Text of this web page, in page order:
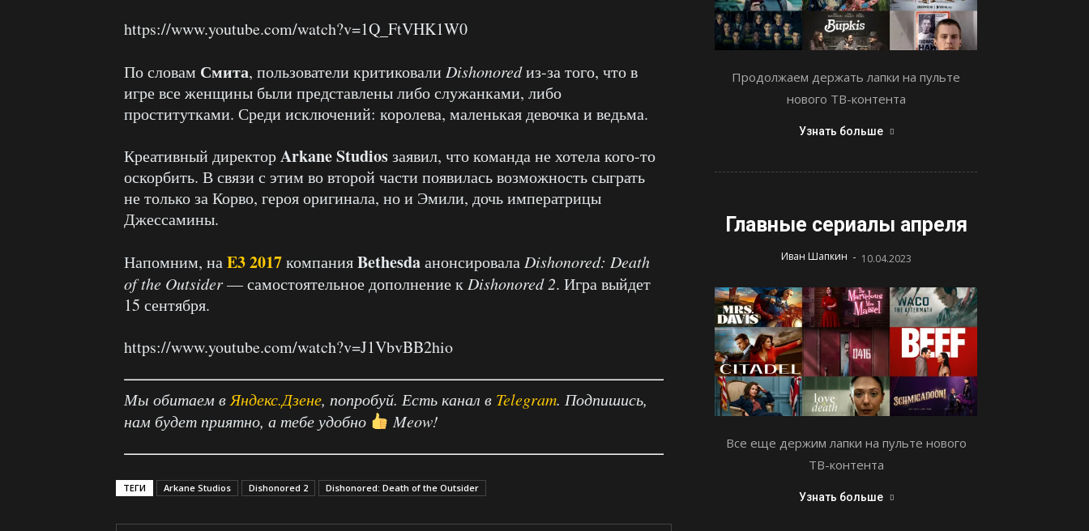
https://www.youtube.com/watch?v=1Q_FtVHK1W0
По словам Смита, пользователи критиковали Dishonoredиз-за того, что в
игре все женщины были представлены либо служанками, либо
проститутками. Среди исключений: королева, маленькая девочка и ведьма.
Креативный директорArkane Studiosзаявил, что команда не хотела кого-то
оскорбить. В связи с этим во второй части появилась возможность сыграть
не только за Корво, героя оригинала, но и Эмили, дочь императрицы
Джессамины.
Напомним, наE3 2017компанияBethesdaанонсировала Dishonored: Death
of the Outsider— самостоятельное дополнение к Dishonored 2. Игра выйдет
15 сентября.
https://www.youtube.com/watch?v=J1VbvBB2hio
Мы обитаем в Яндекс.Дзене, попробуй. Есть канал в Telegram. Подпишись,
нам будет приятно, а тебе удобно
Meow!
ТЕГИ Arkane Studios Dishonored 2 Dishonored: Death of the Outsider
Продолжаем держать лапки на пульте
нового ТВ-контента
Узнать больше
Главные сериалы апреля
Иван Шапкин - 10.04.2023
Все еще держим лапки на пульте нового
ТВ-контента
Узнать больше